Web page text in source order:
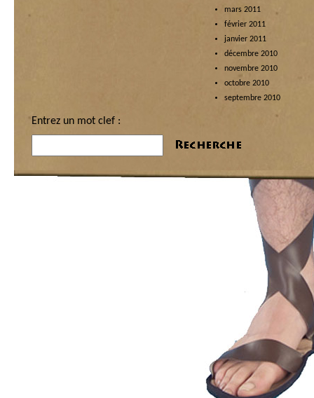
mars 2011
février 2011
janvier 2011
décembre 2010
novembre 2010
octobre 2010
septembre 2010
Entrez un mot clef :